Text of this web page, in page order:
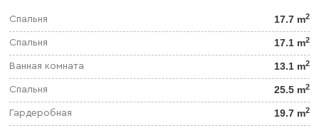
Спальня 17.7 m2
Спальня 17.1 m2
Ванная комната 13.1 m2
Спальня 25.5 m2
Гардеробная 19.7 m2